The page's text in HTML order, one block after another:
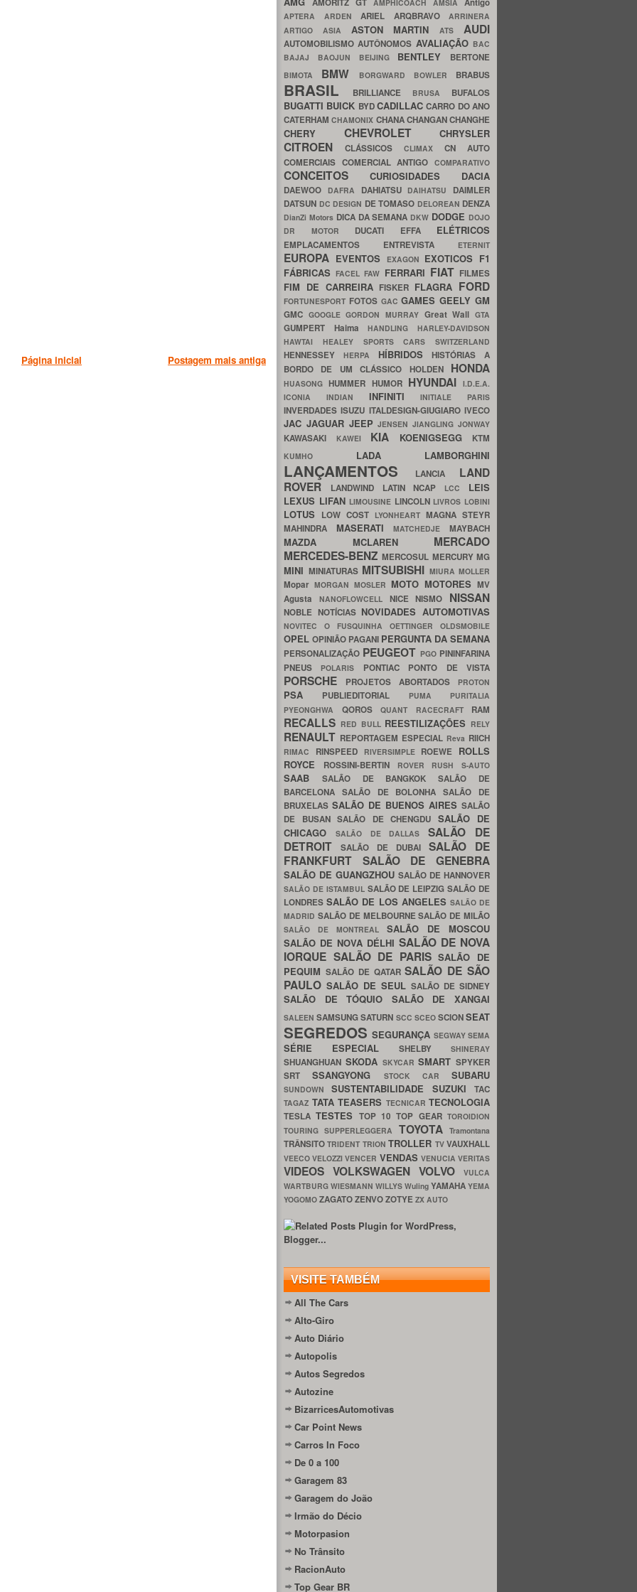
Postagem mais antiga
Página inicial
AMORITZ GT AMPHICOACH AMSIA Antigo
APTERA ARDEN ARIEL ARQBRAVO ARRINERA
ARTIGO ASIA ASTON MARTINATS AUDI
AUTOMOBILISMOAUTÔNOMOS AVALIAÇÃO BAC
BAJAJ BAOJUN BEIJING BENTLEY BERTONE
BIMOTA BMW BORGWARD BOWLER BRABUS
BRASIL BRILLIANCE BRUSA BUFALOS
BUGATTI BUICK BYDCADILLACCARRO DO ANO
CATERHAMCHAMONIX CHANACHANGANCHANGHE
CHERY CHEVROLET CHRYSLER
CITROEN CLÁSSICOS CLIMAX CN AUTO
COMERCIAIS COMERCIAL ANTIGOCOMPARATIVO
CONCEITOS CURIOSIDADES DACIA
DAEWOO DAFRA DAHIATSU DAIHATSU DAIMLER
DATSUN DC DESIGN DE TOMASO DELOREAN DENZA
DianZi Motors DICA DA SEMANA DKW DODGE DOJO
DR MOTOR DUCATI EFFA ELÉTRICOS
EMPLACAMENTOS ENTREVISTA ETERNIT
EUROPA EVENTOS EXAGON EXOTICOS F1
FÁBRICASFACELFAW FERRARI FIAT FILMES
FIM DE CARREIRA FISKER FLAGRA FORD
FORTUNESPORT FOTOS GACGAMESGEELYGM
GMC GOOGLEGORDON MURRAY Great WallGTA
GUMPERT HaimaHANDLINGHARLEY-DAVIDSON
HAWTAI HEALEY SPORTS CARS SWITZERLAND
HENNESSEY HERPA HÍBRIDOSHISTÓRIAS A
BORDO DE UM CLÁSSICO HOLDEN HONDA
HUASONGHUMMER HUMOR HYUNDAI I.D.E.A.
ICONIA INDIAN INFINITIINITIALE PARIS
INVERDADESISUZU ITALDESIGN-GIUGIAROIVECO
JAC JAGUAR JEEPJENSENJIANGLINGJONWAY
KAWASAKI KAWEI KIA KOENIGSEGG KTM
KUMHO LADA LAMBORGHINI
LANÇAMENTOS LANCIA LAND
ROVER
LANDWIND LATIN NCAP LCC LEIS
LEXUS LIFAN LIMOUSINE LINCOLN LIVROS LOBINI
LOTUS LOW COST LYONHEART MAGNA STEYR
MAHINDRA MASERATIMATCHEDJEMAYBACH
MAZDA MCLAREN MERCADO
MERCEDES-BENZMERCOSUL MERCURYMG
MINI MINIATURAS MITSUBISHI MIURA MOLLER
Mopar MORGAN MOSLER MOTO MOTORES MV
Agusta NANOFLOWCELL NICENISMO NISSAN
NOBLE NOTÍCIAS NOVIDADES AUTOMOTIVAS
NOVITEC O FUSQUINHA OETTINGER OLDSMOBILE
OPEL OPINIÃO PAGANI PERGUNTA DA SEMANA
PERSONALIZAÇÃO PEUGEOT PGO PININFARINA
PNEUS
POLARIS PONTIAC PONTO DE VISTA
PORSCHE PROJETOS ABORTADOS PROTON
PSA PUBLIEDITORIAL PUMA PURITALIA
PYEONGHWA QOROS QUANT RACECRAFT RAM
RECALLS RED BULL REESTILIZAÇÕES RELY
RENAULT REPORTAGEM ESPECIAL Reva RIICH
RIMAC RINSPEED RIVERSIMPLE ROEWE ROLLS
ROYCE
ROSSINI-BERTIN ROVER RUSH S-AUTO
SAAB SALÃO DE BANGKOKSALÃO DE
BARCELONA SALÃO DE BOLONHASALÃO DE
BRUXELAS SALÃO DE BUENOS AIRES SALÃO
DE BUSAN SALÃO DE CHENGDU SALÃO DE
CHICAGO
SALÃO DE DALLASSALÃO DE
DETROIT
SALÃO DE DUBAI SALÃO DE
FRANKFURT SALÃO DE GENEBRA
SALÃO DE GUANGZHOU SALÃO DE HANNOVER
SALÃO DE ISTAMBUL SALÃO DE LEIPZIGSALÃO DE
LONDRESSALÃO DE LOS ANGELES SALÃO DE
MADRID SALÃO DE MELBOURNESALÃO DE MILÃO
SALÃO DE MONTREAL SALÃO DE MOSCOU
SALÃO DE NOVA DÉLHI SALÃO DE NOVA
IORQUE SALÃO DE PARISSALÃO DE
PEQUIM SALÃO DE QATARSALÃO DE SÃO
PAULO SALÃO DE SEUL SALÃO DE SIDNEY
SALÃO DE TÓQUIO SALÃO DE XANGAI
SALEENSAMSUNGSATURN SCC SCEO SCIONSEAT
SEGREDOSSEGURANÇA SEGWAYSEMA
SÉRIE ESPECIAL SHELBY SHINERAY
SHUANGHUAN SKODA SKYCARSMART SPYKER
SRTSSANGYONG STOCK CAR SUBARU
SUNDOWNSUSTENTABILIDADE SUZUKITAC
TAGAZ TATA TEASERS TECNICAR TECNOLOGIA
TESLATESTES TOP 10TOP GEARTOROIDION
TOURING SUPPERLEGGERA TOYOTATramontana
TRÂNSITOTRIDENT TRIONTROLLER TVVAUXHALL
VEECOVELOZZIVENCER VENDAS VENUCIAVERITAS
VIDEOS VOLKSWAGEN VOLVO
VULCA
WARTBURG WIESMANN WILLYS Wuling YAMAHA YEMA
YOGOMO ZAGATOZENVOZOTYE ZX AUTO
VISITE TAMBÉM
All The Cars
Alto-Giro
Auto Diário
Autopolis
Autos Segredos
Autozine
BizarricesAutomotivas
Car Point News
Carros In Foco
De 0 a 100
Garagem 83
Garagem do João
Irmão do Décio
Motorpasion
No Trânsito
RacionAuto
Top Gear BR